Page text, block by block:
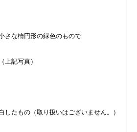
さな楕円形の緑色のもので
記写真）
したもの（取り扱いはございません。）